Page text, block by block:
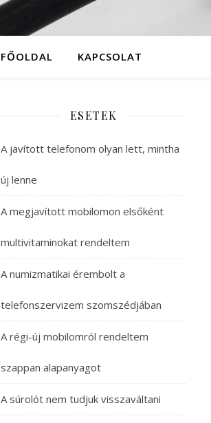
FŐOLDAL KAPCSOLAT
ESETEK
A javított telefonom olyan lett, mintha
új lenne
A megjavított mobilomon elsőként
multivitaminokat rendeltem
A numizmatikai érembolt a
telefonszervizem szomszédjában
A régi-új mobilomról rendeltem
szappan alapanyagot
A súrolót nem tudjuk visszaváltani